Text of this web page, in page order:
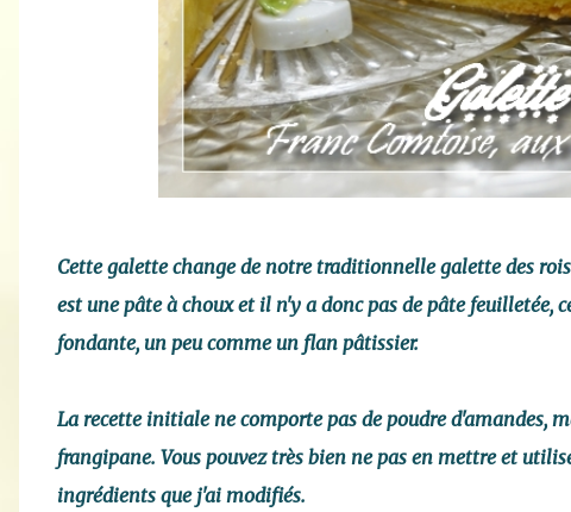
Cette galette change de notre traditionnelle galette des
est une pâte à choux et il n'y a donc pas de pâte feuilletée,
fondante, un peu comme un flan pâtissier.
La recette initiale ne comporte pas de poudre d'amandes,
frangipane. Vous pouvez très bien ne pas en mettre et
ingrédients que j'ai modifiés.